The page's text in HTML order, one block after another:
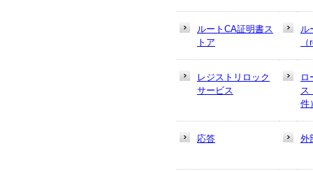
ルートCA証明書ス
トア
ル
レジストリロック
サービス
ロ
ス
件
応答 外